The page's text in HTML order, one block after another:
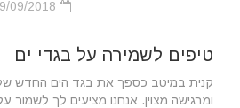
טיפים לשמירה על בגדי ים
קנית במיטב כספך את בגד הים החדש
ומרגישה מצוין. אנחנו מציעים לך לשמור